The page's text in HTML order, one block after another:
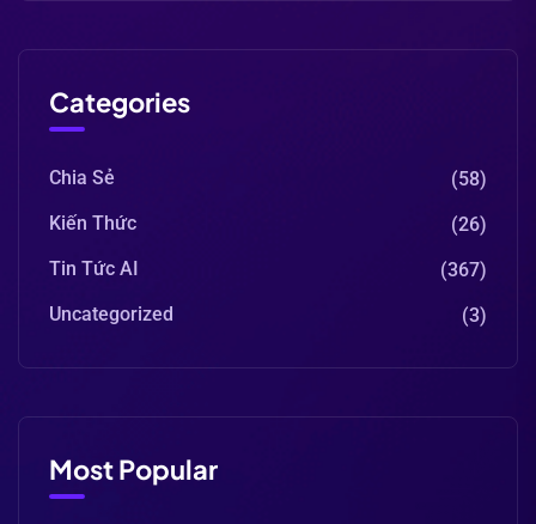
Categories
Chia Sẻ
(58)
Kiến Thức
(26)
Tin Tức AI
(367)
Uncategorized
(3)
Most Popular